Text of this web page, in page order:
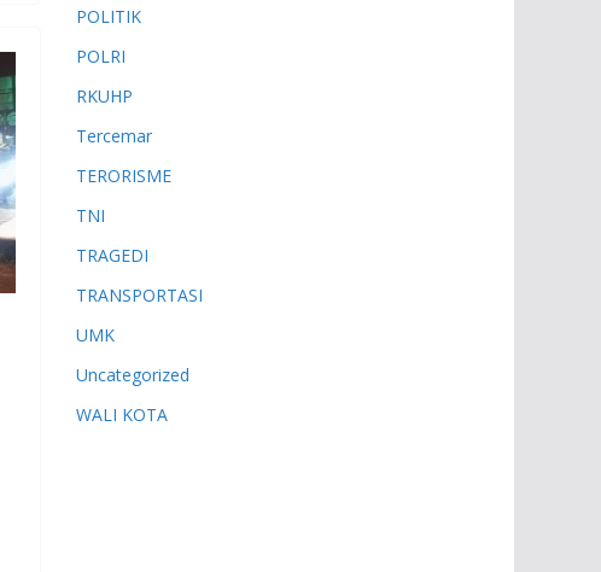
POLITIK
POLRI
RKUHP
Tercemar
TERORISME
TNI
TRAGEDI
TRANSPORTASI
UMK
Uncategorized
WALI KOTA